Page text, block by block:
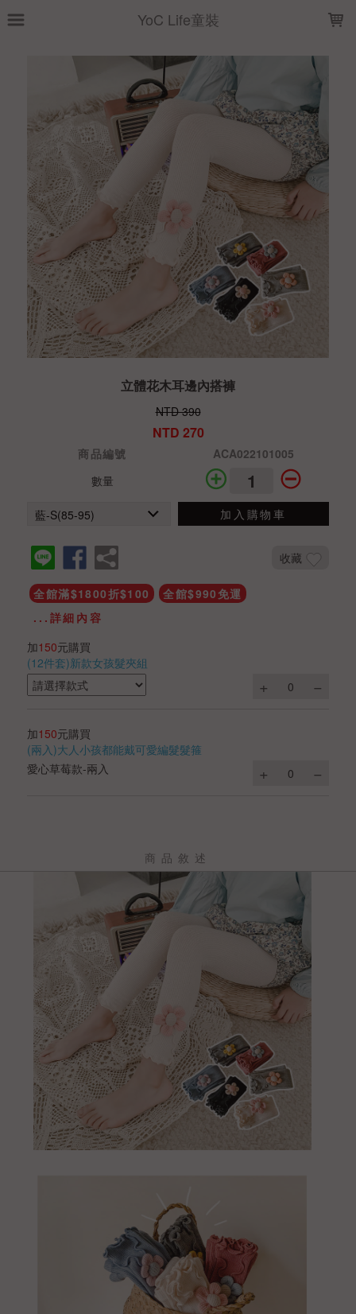
YoC Life童裝
立體花木耳邊內搭褲
NTD 390
NTD 270
商品編號
ACA022101005
數量
加入購物車
收藏
全館滿$1800折$100
全館$990免運
...詳細內容
加150元購買
(12件套)新款女孩髮夾組
加150元購買
(兩入)大人小孩都能戴可愛編髮髮箍
愛心草莓款-兩入
商品敘述